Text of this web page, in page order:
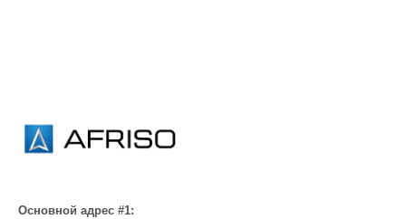
Основной адрес #1: